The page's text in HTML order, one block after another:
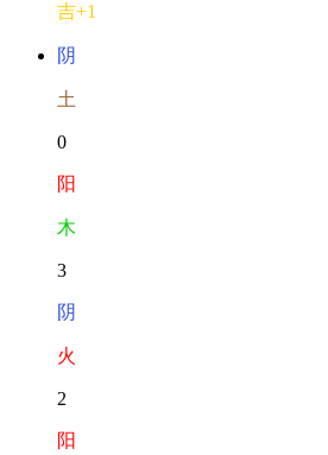
吉+1
阴
土
0
阳
木
3
阴
火
2
阳